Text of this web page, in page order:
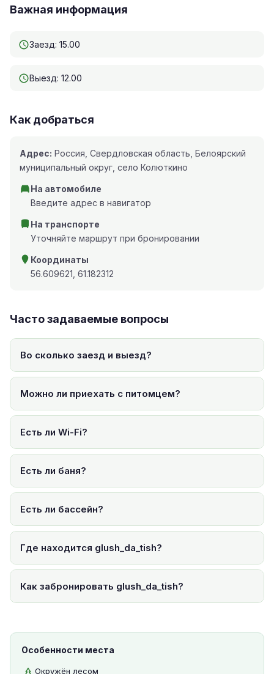
Важная информация
Заезд: 15.00
Выезд: 12.00
Как добраться
Адрес: Россия, Свердловская область, Белоярский
муниципальный округ, село Колюткино
На автомобиле
Введите адрес в навигатор
На транспорте
Уточняйте маршрут при бронировании
Координаты
56.609621, 61.182312
Часто задаваемые вопросы
Во сколько заезд и выезд?
Можно ли приехать с питомцем?
Есть ли Wi-Fi?
Есть ли баня?
Есть ли бассейн?
Где находится glush_da_tish?
Как забронировать glush_da_tish?
Особенности места
Окружён лесом